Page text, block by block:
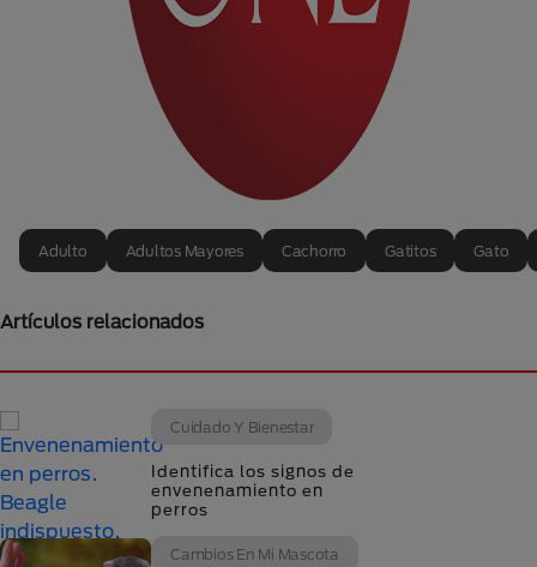
Adulto Adultos Mayores Cachorro Gatitos Gato
Artículos relacionados
Cuidado Y Bienestar
Identifica los signos de
envenenamiento en
perros
Cambios En Mi Mascota